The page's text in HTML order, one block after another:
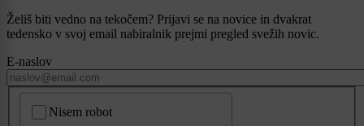
Želiš biti vedno na tekočem? Prijavi se na novice in dvakrat
tedensko v svoj email nabiralnik prejmi pregled svežih novic.
E-naslov
Nisem robot